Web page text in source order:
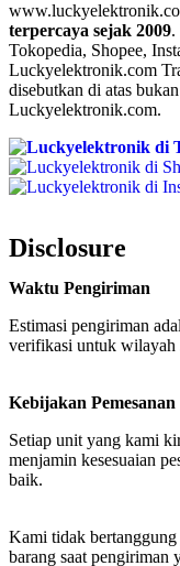
terpercaya sejak 2009.
Tokopedia, Shopee,
Luckyelektronik.com
disebutkan di atas
Luckyelektronik.com.
Disclosure
Waktu Pengiriman
Estimasi pengiriman
verifikasi untuk wilayah
Kebijakan Pemesanan
Setiap unit yang kami
menjamin kesesuaian
baik.
Kami tidak bertanggung
barang saat pengiriman